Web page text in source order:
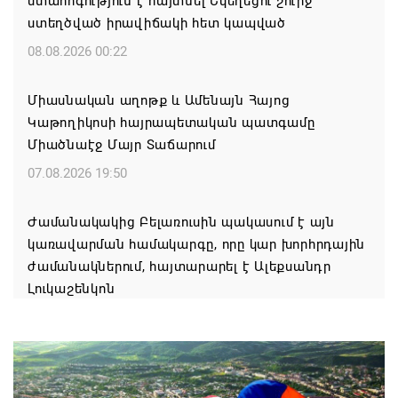
ստեղծված իրավիճակի հետ կապված
08.08.2026 00:22
Միասնական աղոթք և Ամենայն Հայոց
Կաթողիկոսի հայրապետական պատգամը
Միածնաէջ Մայր Տաճարում
07.08.2026 19:50
Ժամանակակից Բելառուսին պակասում է այն
կառավարման համակարգը, որը կար խորհրդային
ժամանակներում, հայտարարել է Ալեքսանդր
Լուկաշենկոն
ՀՀ ԱԱԾ սահմանապահ զորքերի
պատվիրակությունն այցելել է Լիտվայի